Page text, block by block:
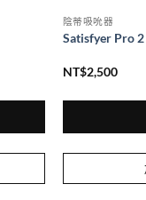
陰蒂吸吮器
Satisfyer Pro
NT$2,500
品